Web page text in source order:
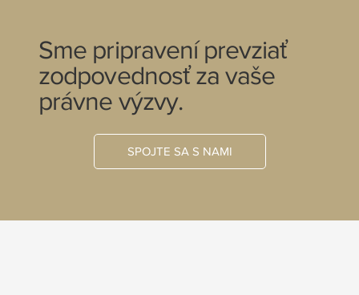
Sme pripravení prevziať
zodpovednosť za vaše
právne výzvy.
SPOJTE SA S NAMI